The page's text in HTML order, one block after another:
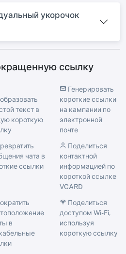
укорочок
ссылку
текст в
короткую
Генерировать
короткие ссылки
на кампании по
электронной
почте
чата в
ссылки
Поделиться
контактной
информацией по
короткой ссылке
VCARD
в
Поделиться
доступом Wi-Fi,
используя
короткую ссылку